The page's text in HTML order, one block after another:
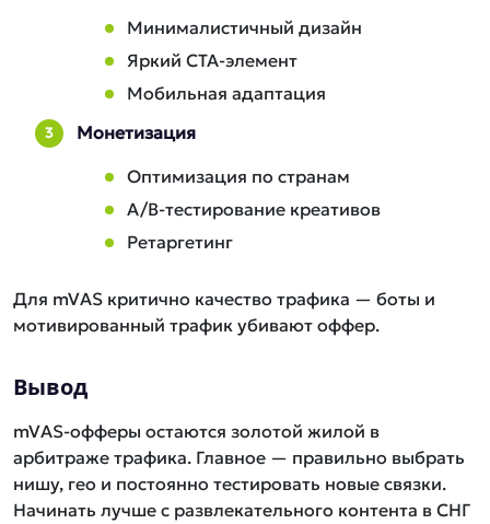
Минималистичный дизайн
Яркий CTA-элемент
Мобильная адаптация
Монетизация
Оптимизация по странам
A/B-тестирование креативов
Ретаргетинг
Для mVAS критично качество трафика — боты и
мотивированный трафик убивают оффер.
Вывод
mVAS-офферы остаются золотой жилой в
арбитраже трафика. Главное — правильно выбрать
нишу, гео и постоянно тестировать новые связки.
Начинать лучше с развлекательного контента в СНГ